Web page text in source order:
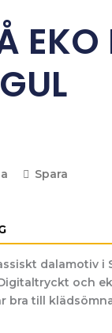
Spara
dalamotiv i
och
bra till